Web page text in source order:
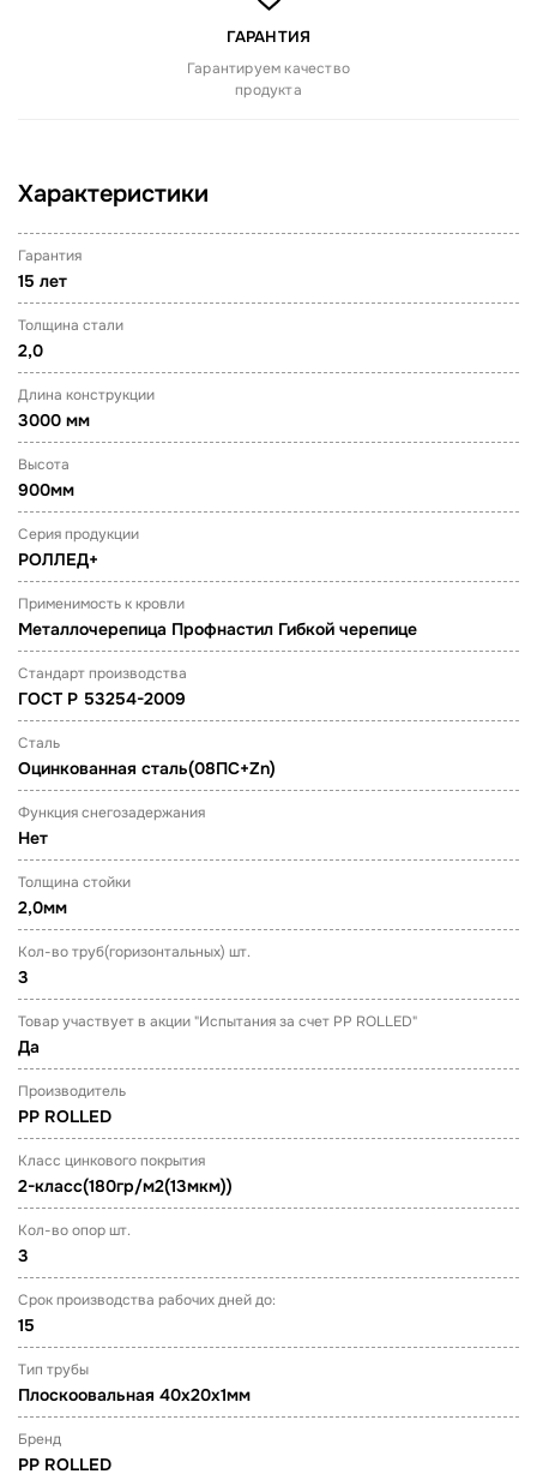
ГАРАНТИЯ
Гарантируем качество
продукта
Характеристики
Гарантия
15 лет
Толщина стали
2,0
Длина конструкции
3000 мм
Высота
900мм
Серия продукции
РОЛЛЕД+
Применимость к кровли
Металлочерепица Профнастил Гибкой черепице
Стандарт производства
ГОСТ Р 53254-2009
Сталь
Оцинкованная сталь(08ПС+Zn)
Функция снегозадержания
Нет
Толщина стойки
2,0мм
Кол-во труб(горизонтальных) шт.
3
Товар участвует в акции "Испытания за счет PP ROLLED"
Да
Производитель
PP ROLLED
Класс цинкового покрытия
2-класс(180гр/м2(13мкм))
Кол-во опор шт.
3
Срок производства рабочих дней до:
15
Тип трубы
Плоскоовальная 40х20х1мм
Бренд
PP ROLLED